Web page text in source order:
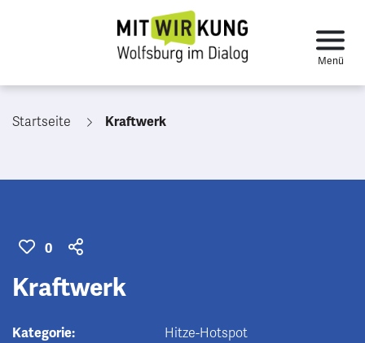
Startseite Kraftwerk
0
Kraftwerk
Kategorie: Hitze-Hotspot